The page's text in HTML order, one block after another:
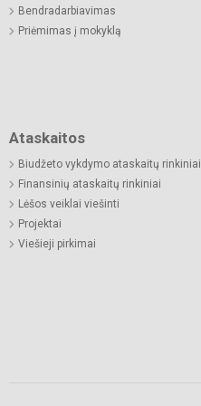
Bendradarbiavimas
Priėmimas į mokyklą
Ataskaitos
Biudžeto vykdymo ataskaitų rinkiniai
Finansinių ataskaitų rinkiniai
Lėšos veiklai viešinti
Projektai
Viešieji pirkimai